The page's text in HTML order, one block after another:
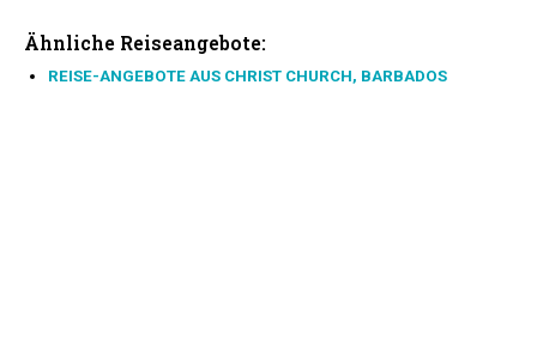
Ähnliche Reiseangebote:
REISE-ANGEBOTE AUS CHRIST CHURCH, BARBADOS